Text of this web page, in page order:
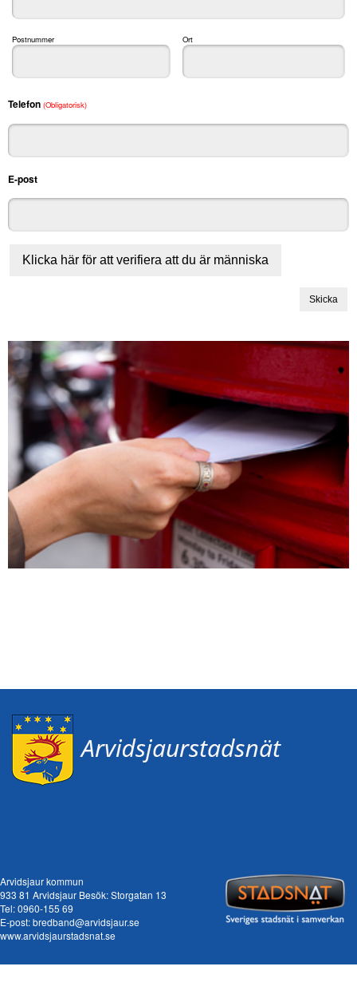
Postnummer Ort
Telefon (Obligatorisk)
E-post
Klicka här för att verifiera att du är människa
Arvidsjaur kommun
933 81 Arvidsjaur Besök: Storgatan 13
Tel:0960-155 69
E-post:bredband@arvidsjaur.se
www.arvidsjaurstadsnat.se